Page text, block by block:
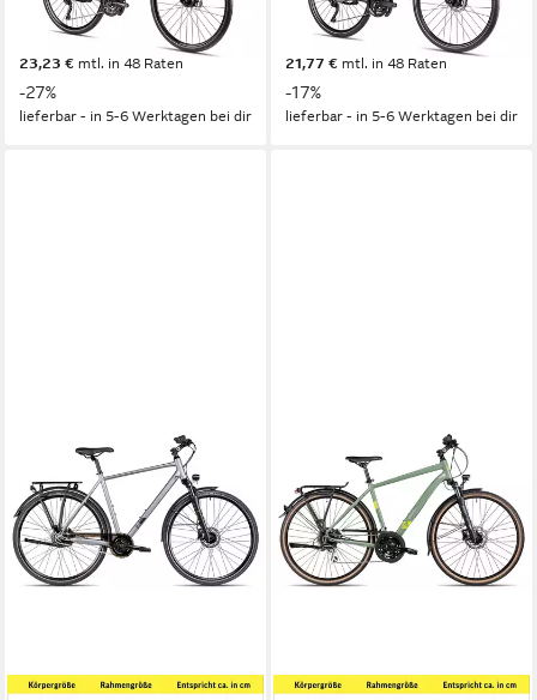
120 kg Zul. Gesamtgewicht
799,99 €
1.099,99 €
23,23 € mtl. in 48 Raten
-27%
lieferbar - in 5-6 Werktagen bei dir
120 kg Zul. Gesamtgewicht
749,99 €
899,99 €
21,77 € mtl. in 48 Raten
-17%
lieferbar - in 5-6 Werktagen bei dir